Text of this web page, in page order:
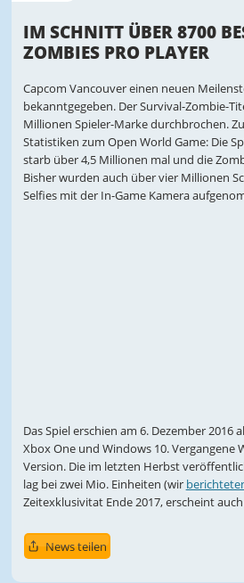
IM SCHNITT ÜBER 8700
ZOMBIES PRO PLAYER
Capcom Vancouver einen neuen
bekanntgegeben. Der Survival-Zombie-
Millionen Spieler-Marke durchbrochen.
Statistiken zum Open World Game: Die
starb über 4,5 Millionen mal und die
Bisher wurden auch über vier Millionen
Selfies mit der In-Game Kamera
Das Spiel erschien am 6. Dezember 2016
Xbox One und Windows 10. Vergangene
Version. Die im letzten Herbst
lag bei zwei Mio. Einheiten (wir
Zeitexklusivitat Ende 2017, erscheint
News teilen